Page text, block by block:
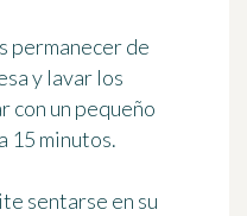
permanecer de
y lavar los
con un pequeño
15 minutos.
sentarse en su